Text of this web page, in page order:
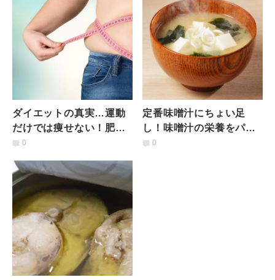
ダイエットの真実…運動
だけでは痩せない！肥満
の原因は“超加工食
明】
0
定番味噌汁にちょい足
し！味噌汁の栄養をパワ
ーアップするおすすめ食
0